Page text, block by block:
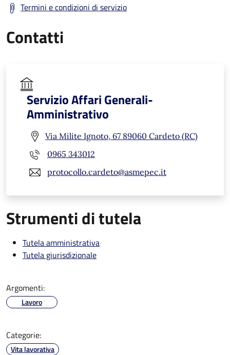
Termini e condizioni di servizio
Contatti
Servizio Affari Generali-
Amministrativo
Via Milite Ignoto, 67 89060 Cardeto (RC)
0965 343012
protocollo.cardeto@asmepec.it
Strumenti di tutela
Tutela amministrativa
Tutela giurisdizionale
Argomenti:
Lavoro
Categorie:
Vita lavorativa